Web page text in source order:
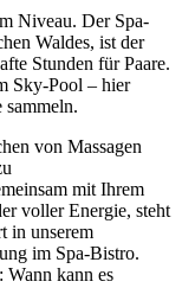
Niveau. Der Spa-
Waldes, ist der
Stunden für Paare.
Sky-Pool – hier
von Massagen
mit Ihrem
voller Energie, steht
in unserem
im Spa-Bistro.
Wann kann es